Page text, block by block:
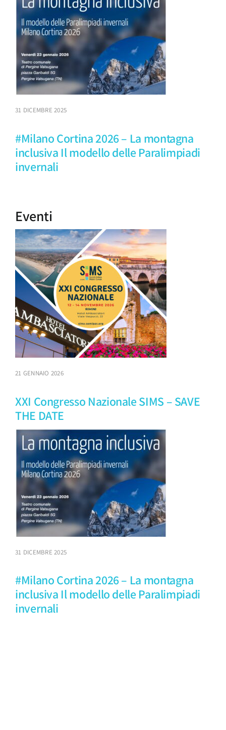
#Milano Cortina 2026 – La montagna
inclusiva Il modello delle Paralimpiadi
invernali
31 DICEMBRE 2025
Eventi
XXI Congresso Nazionale SIMS – SAVE
THE DATE
21 GENNAIO 2026
#Milano Cortina 2026 – La montagna
inclusiva Il modello delle Paralimpiadi
invernali
31 DICEMBRE 2025